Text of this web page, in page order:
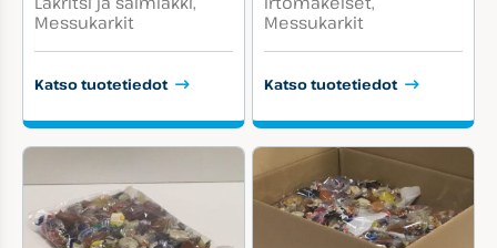
Messukarkit
Katso tuotetiedot
Messukarkit
Katso tuotetiedot